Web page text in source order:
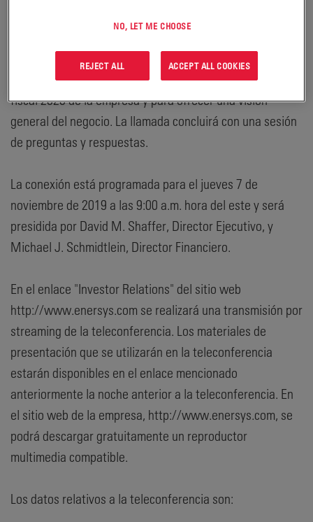
para aplicaciones industriales EnerSys (NYSE: ENS)
organizará una teleconferencia para informar sobre los
resultados financieros del segundo trimestre del año
fiscal 2020 de la empresa y para ofrecer una visión
general del negocio. La llamada concluirá con una sesión
de preguntas y respuestas.
La conexión está programada para el jueves 7 de
noviembre de 2019 a las 9:00 a.m. hora del este y será
presidida por David M. Shaffer, Director Ejecutivo, y
Michael J. Schmidtlein, Director Financiero.
En el enlace "Investor Relations" del sitio web
http://www.enersys.com se realizará una transmisión por
streaming de la teleconferencia. Los materiales de
presentación que se utilizarán en la teleconferencia
estarán disponibles en el enlace mencionado
anteriormente la noche anterior a la teleconferencia. En
el sitio web de la empresa, http://www.enersys.com, se
podrá descargar gratuitamente un reproductor
multimedia compatible.
Los datos relativos a la teleconferencia son:
NO, LET ME CHOOSE
REJECT ALL ACCEPT ALL COOKIES